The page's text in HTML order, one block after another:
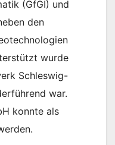
(GfGI) und
den
wurde
Schleswig-
war.
konnte als